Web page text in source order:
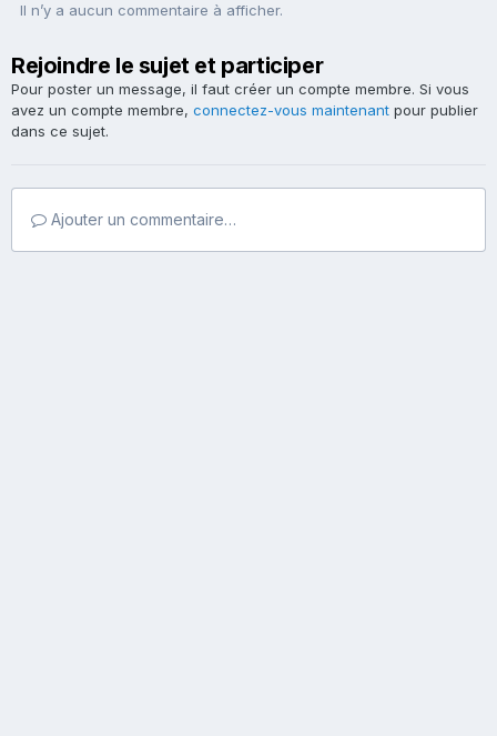
Il n’y a aucun commentaire à afficher.
Rejoindre le sujet et participer
Pour poster un message, il faut créer un compte membre. Si vous
avez un compte membre, connectez-vous maintenant pour publier
dans ce sujet.
Ajouter un commentaire…